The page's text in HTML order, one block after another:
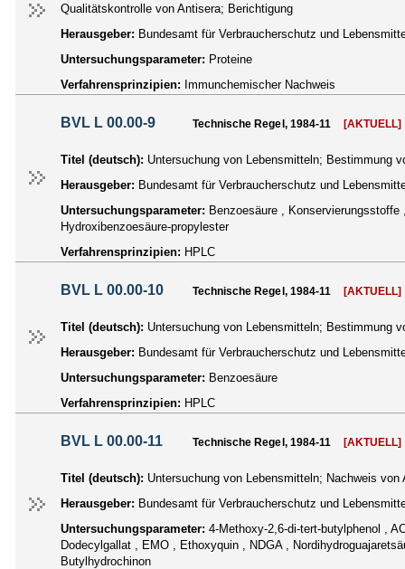
Qualitätskontrolle von Antisera; Berichtigung
Herausgeber: Bundesamt für Verbraucherschutz und
Untersuchungsparameter: Proteine
Verfahrensprinzipien: Immunchemischer Nachweis
BVL L 00.00-9 Technische Regel, 1984-11 [AKTUELL]
Titel (deutsch): Untersuchung von Lebensmitteln; Bestimmung
Herausgeber: Bundesamt für Verbraucherschutz und
Untersuchungsparameter: Benzoesäure ,
Hydroxibenzoesäure-propylester
Verfahrensprinzipien: HPLC
BVL L 00.00-10 Technische Regel, 1984-11 [AKTUELL]
Titel (deutsch): Untersuchung von Lebensmitteln; Bestimmung
Herausgeber: Bundesamt für Verbraucherschutz und
Untersuchungsparameter: Benzoesäure
Verfahrensprinzipien: HPLC
BVL L 00.00-11 Technische Regel, 1984-11 [AKTUELL]
Titel (deutsch): Untersuchung von Lebensmitteln; Nachweis
Herausgeber: Bundesamt für Verbraucherschutz und
Untersuchungsparameter: 4-Methoxy-2,6-di-tert-butylphenol ,
Dodecylgallat , EMO , Ethoxyquin , NDGA ,
Butylhydrochinon